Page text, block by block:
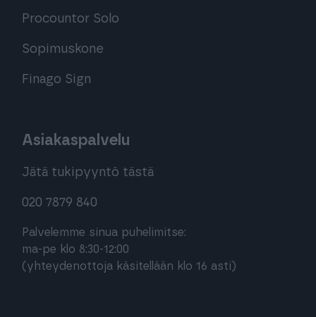
Procountor Solo
Sopimuskone
Finago Sign
Asiakaspalvelu
Jätä tukipyyntö tästä
020 7879 840
Palvelemme sinua puhelimitse:
ma-pe klo 8:30-12:00
(yhteydenottoja käsitellään klo 16 asti)